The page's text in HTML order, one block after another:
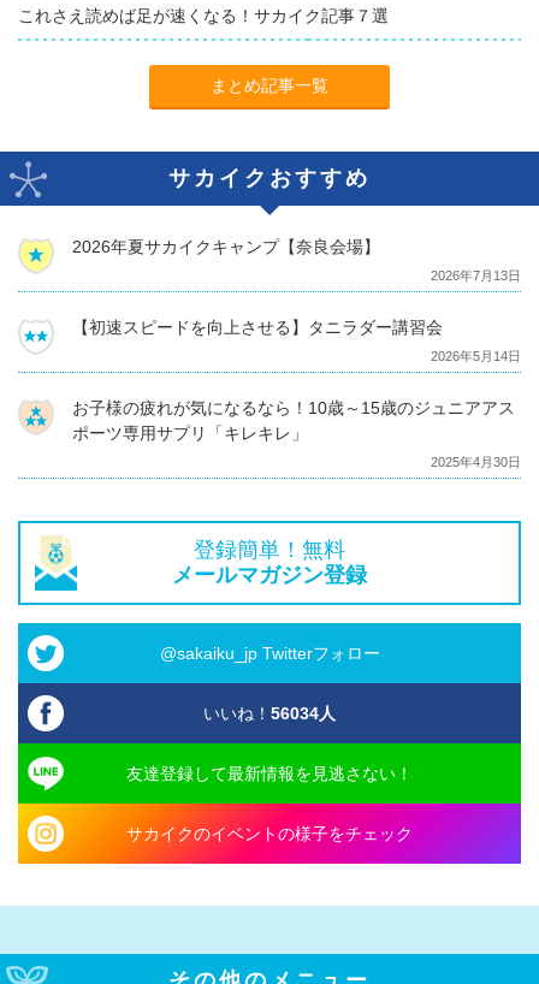
これさえ読めば足が速くなる！サカイク記事７選
まとめ記事一覧
サカイクおすすめ
2026年夏サカイクキャンプ【奈良会場】
2026年7月13日
【初速スピードを向上させる】タニラダー講習会
2026年5月14日
お子様の疲れが気になるなら！10歳～15歳のジュニアアス
ポーツ専用サプリ「キレキレ」
2025年4月30日
登録簡単！無料
メールマガジン登録
@sakaiku_jp Twitterフォロー
いいね！ 56034人
友達登録して最新情報を見逃さない！
サカイクのイベントの様子をチェック